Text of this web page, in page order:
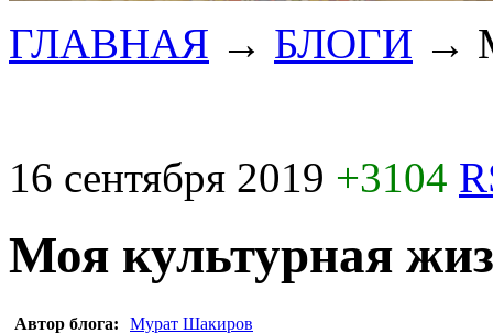
ГЛАВНАЯ → БЛОГИ →
16 сентября 2019 +3104
Моя культурная
Автор блога:
Мурат Шакиров